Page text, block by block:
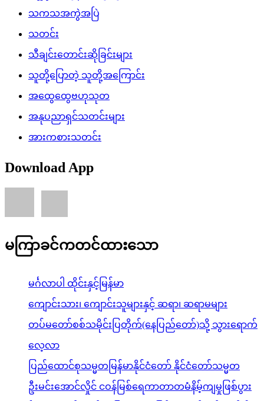
သကသအကွဲအပြဲ
သတင်း
သီချင်းတောင်းဆိုခြင်းများ
သူတို့ပြောတဲ့ သူတို့အကြောင်း
အထွေထွေဗဟုသုတ
အနုပညာရှင်သတင်းများ
အားကစားသတင်း
Download App
မကြာခင်ကတင်ထားသော
မင်္ဂလာပါ ထိုင်းနှင့်မြန်မာ
ကျောင်းသား၊ ကျောင်းသူများနှင့် ဆရာ၊ ဆရာမများ
တပ်မတော်စစ်သမိုင်းပြတိုက်(နေပြည်တော်)သို့ သွားရောက်
လေ့လာ
ပြည်ထောင်စုသမ္မတမြန်မာနိုင်ငံတော် နိုင်ငံတော်သမ္မတ
ဦးမင်းအောင်လှိုင် ငဝန်မြစ်ရေကာတာတမံနိမ့်ကျမှုဖြစ်ပွား